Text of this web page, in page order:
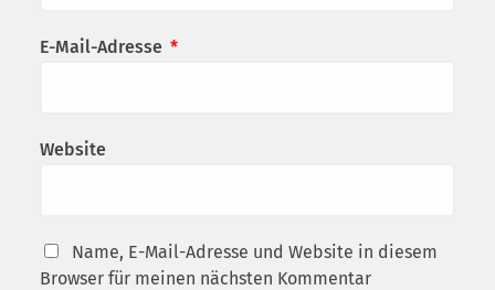
E-Mail-Adresse *
Website
Name, E-Mail-Adresse und Website in diesem
Browser für meinen nächsten Kommentar